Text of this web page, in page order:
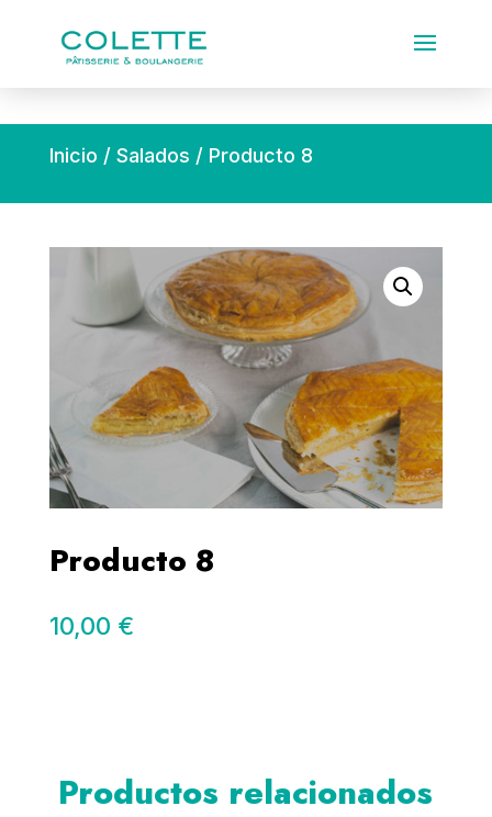
Inicio / Salados / Producto 8
Producto 8
10,00 €
Productos relacionados